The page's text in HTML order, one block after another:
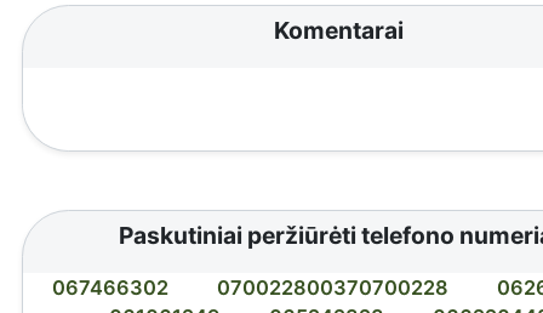
Komentarai
Paskutiniai peržiūrėti telefono
067466302 070022800370700228